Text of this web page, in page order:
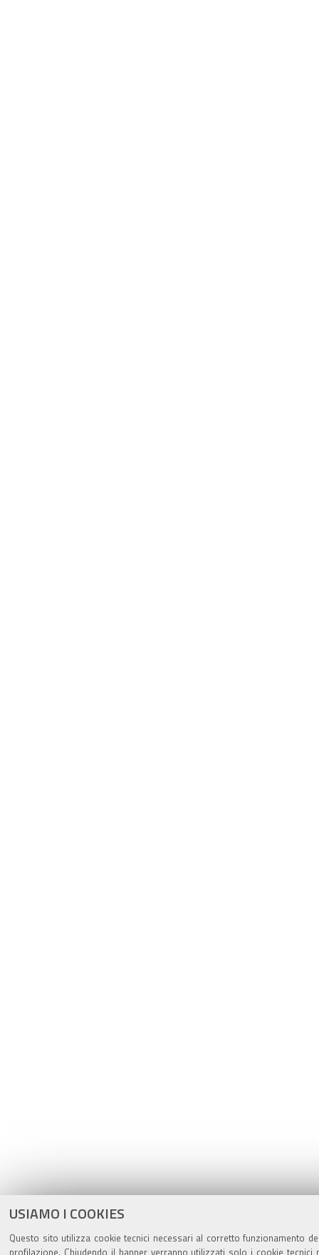
USIAMO I COOKIES
Questo sito utilizza cookie tecnici necessari al corretto funzionamento
profilazione. Chiudendo il banner verranno utilizzati solo i cookie